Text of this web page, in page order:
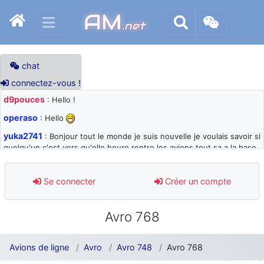
AM.net
chat
connectez-vous !
d9pouces : Hello !
operaso : Hello
yuka2741 : Bonjour tout le monde je suis nouvelle je voulais savoir si
quelqu'un c'est vers qu'elle heure rentre les avions tout sa a la base
d9pouces: désolé pour les quelques blocages du site ces derniers
jours : je teste des méthodes contre le spam et les bots trop nocifs
: Super, la nouvelle bannière
d9pouces
: je suis un avion@,._,+ > lesquels ? je ne suis pas sûr de
comprendre
Se connecter Créer un compte
Avro 768
Avions de ligne Avro Avro 748 Avro 768